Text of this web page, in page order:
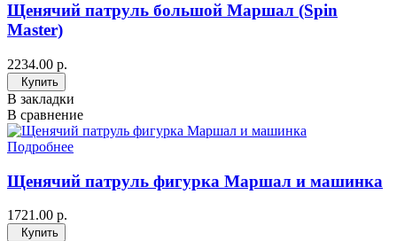
Щенячий патруль большой Маршал (Spin
Master)
2234.00 р.
Купить
В закладки
В сравнение
Подробнее
Щенячий патруль фигурка Маршал и машинка
1721.00 р.
Купить